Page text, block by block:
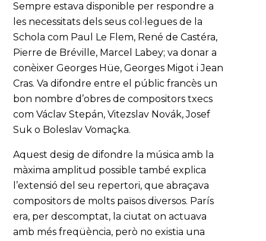
Sempre estava disponible per respondre a
les necessitats dels seus col·legues de la
Schola com Paul Le Flem, René de Castéra,
Pierre de Bréville, Marcel Labey; va donar a
conèixer Georges Hüe, Georges Migot i Jean
Cras. Va difondre entre el públic francès un
bon nombre d’obres de compositors txecs
com Václav Stepán, Vitezslav Novák, Josef
Suk o Boleslav Vomaçka.
Aquest desig de difondre la música amb la
màxima amplitud possible també explica
l’extensió del seu repertori, que abraçava
compositors de molts països diversos. París
era, per descomptat, la ciutat on actuava
amb més freqüència, però no existia una